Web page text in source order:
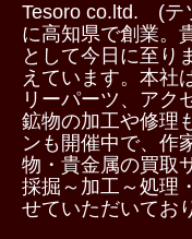
Tesoro co.ltd. (テ
に高知県で創業。
として今日に至り
えています。本社
リーパーツ、アク
鉱物の加工や修理
ンも開催中で、作
物・貴金属の買取
採掘～加工～処理
せていただいてお